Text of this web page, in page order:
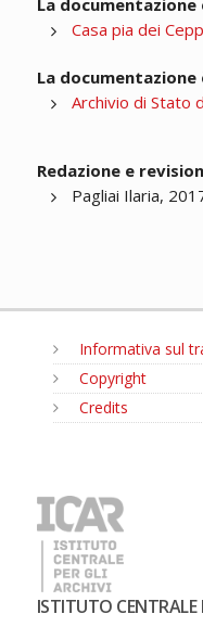
La
Casa pia dei
La
Archivio di Stato
Redazione e
Pagliai Ilaria,
Informativa sul
Copyright
Credits
ISTITUTO CENTRALE